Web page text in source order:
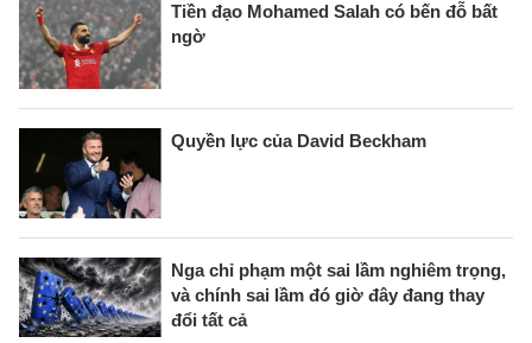
Tiền đạo Mohamed Salah có bến đỗ bất
ngờ
Quyền lực của David Beckham
Nga chỉ phạm một sai lầm nghiêm trọng,
và chính sai lầm đó giờ đây đang thay
đổi tất cả